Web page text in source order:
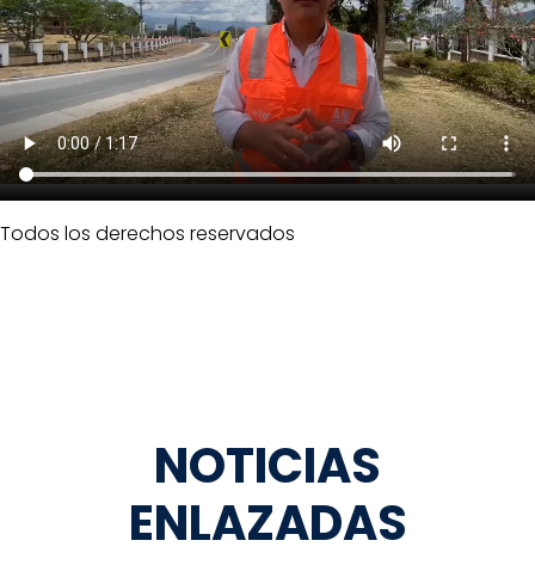
Todos los derechos reservados
NOTICIAS
ENLAZADAS